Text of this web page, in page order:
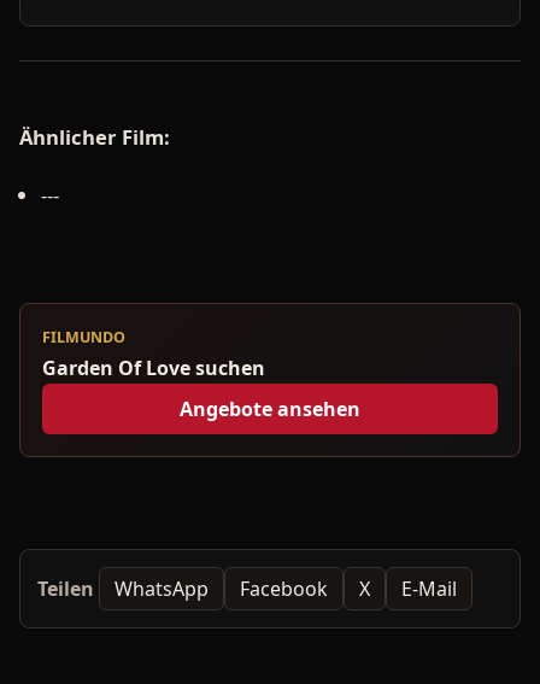
Ähnlicher Film:
---
FILMUNDO
Garden Of Love suchen
Angebote ansehen
Teilen WhatsApp Facebook X E-Mail